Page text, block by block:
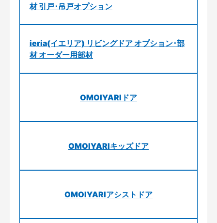
材 引戸･吊戸オプション
ieria(イエリア) リビングドア オプション･部
材 オーダー用部材
OMOIYARIドア
OMOIYARIキッズドア
OMOIYARIアシストドア